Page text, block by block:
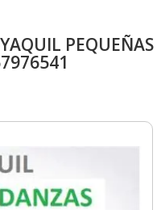
PEQUEÑAS